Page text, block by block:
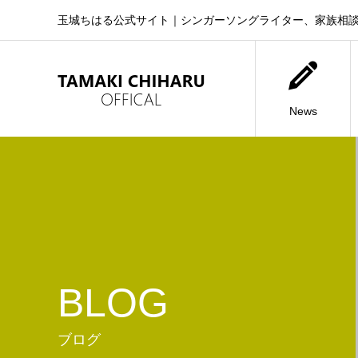
玉城ちはる公式サイト｜シンガーソングライター、家族相
News
BLOG
ブログ